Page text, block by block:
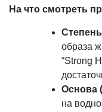
На что смотреть
образа
“Strong
Основа
на